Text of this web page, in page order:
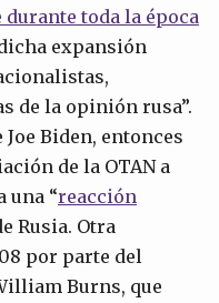
toda la época
expansión
de la opinión rusa”.
Biden, entonces
de la OTAN a
una “reacción
Rusia. Otra
por parte del
Burns, que